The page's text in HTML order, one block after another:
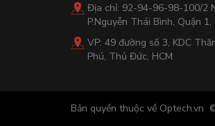
Địa chỉ: 92-94-96-98-100/2
P.Nguyễn Thái Bình, Quận 1,
VP: 49 đường số 3, KDC
Phú, Thủ Đức, HCM
Bản quyền thuộc về Optech.vn